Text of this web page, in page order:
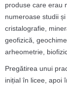
produse care erau
numeroase studii
cristalografie,
geofizică,
arheometrie,
Pregătirea unui
inițial în licee, apoi